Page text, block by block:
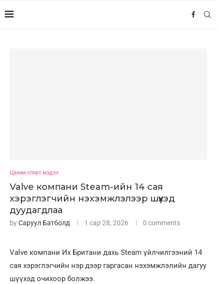
Цахим спорт мэдээ
Valve компани Steam-ийн 14 сая
хэрэглэгчийн нэхэмжлэлээр шүүхэд
дуудагдлаа
byСаруул Батболд 1 сар 28, 2026 0 comments
Valve компани Их Британи дахь Steam үйлчилгээний 14
сая хэрэглэгчийн нэр дээр гаргасан нэхэмжлэлийн дагуу
шүүхэд очихоор болжээ.